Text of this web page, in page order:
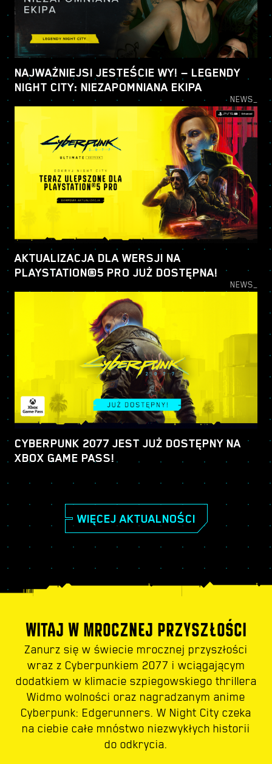
NAJWAŻNIEJSI JESTEŚCIE WY! — LEGENDY
NIGHT CITY: NIEZAPOMNIANA EKIPA
NEWS_
AKTUALIZACJA DLA WERSJI NA
PLAYSTATION®5 PRO JUŻ DOSTĘPNA!
NEWS_
CYBERPUNK 2077 JEST JUŻ DOSTĘPNY NA
XBOX GAME PASS!
WIĘCEJ AKTUALNOŚCI
WITAJ W MROCZNEJ PRZYSZŁOŚCI
Zanurz się w świecie mrocznej przyszłości
wraz z Cyberpunkiem 2077 i wciągającym
dodatkiem w klimacie szpiegowskiego thrillera
Widmo wolności oraz nagradzanym anime
Cyberpunk: Edgerunners. W Night City czeka
na ciebie całe mnóstwo niezwykłych historii
do odkrycia.